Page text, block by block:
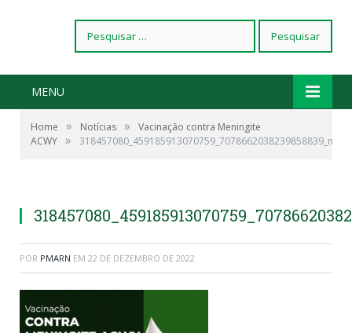
por:
MENU
Home » Notícias »
Vacinação contra Meningite
ACWY » 318457080_459185913070759_7078662038239858839_n
POR PMARN EM 22 DE DEZEMBRO DE 2022